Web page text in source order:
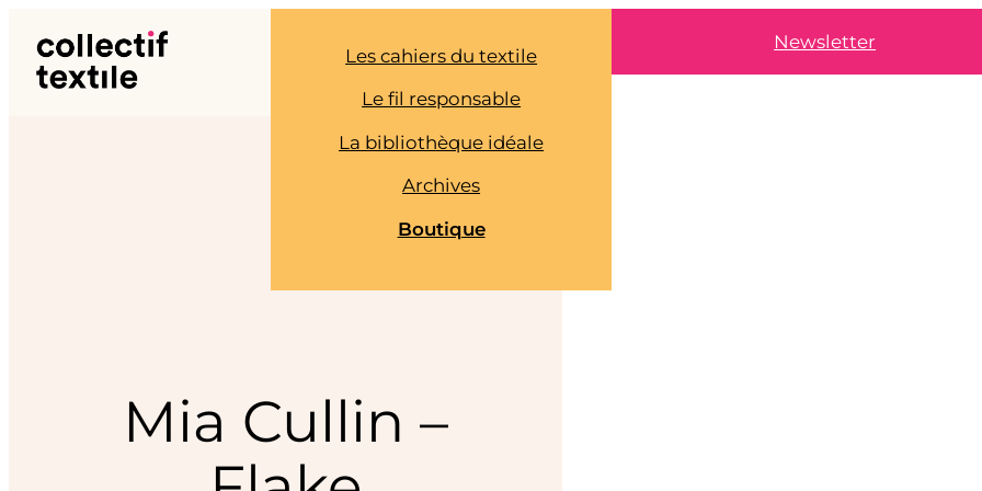
contenu
Les cahiers du textile
Le fil responsable
La bibliothèque idéale
Archives
Boutique
Newsletter
Mia Cullin –